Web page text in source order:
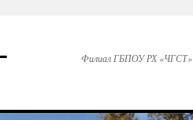
Филиал ГБПОУ РХ «ЧГСТ»